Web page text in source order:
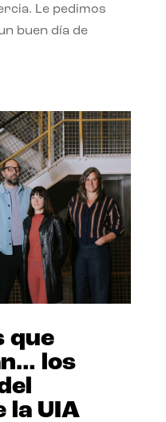
Le pedimos
buen día de
que
los
la UIA